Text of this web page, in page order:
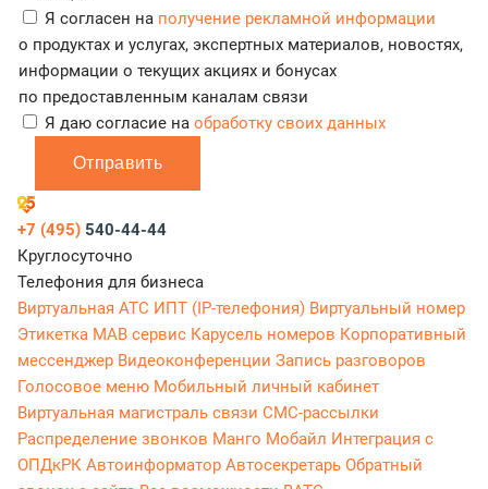
Я согласен на получение рекламной информации
о продуктах и услугах, экспертных материалов, новостях,
информации о текущих акциях и бонусах
по предоставленным каналам связи
Я даю согласие на обработку своих данных
Отправить
+7 (495) 540-44-44
Круглосуточно
Телефония для бизнеса
Виртуальная АТС ИПТ (IP-телефония) Виртуальный номер
Этикетка МАВ сервис Карусель номеров Корпоративный
мессенджер Видеоконференции Запись разговоров
Голосовое меню Мобильный личный кабинет
Виртуальная магистраль связи СМС-рассылки
Распределение звонков Манго Мобайл Интеграция с
ОПДкРК Автоинформатор Автосекретарь Обратный